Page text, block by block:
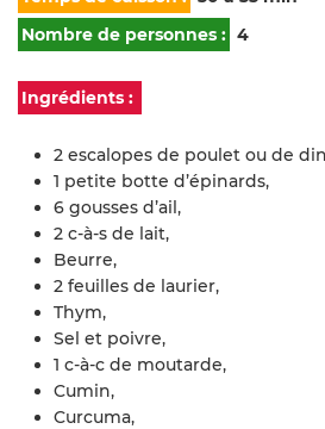
Nombre de personnes : 4
Ingrédients :
2 escalopes de poulet ou de
1 petite botte d’épinards,
6 gousses d’ail,
2 c-à-s de lait,
Beurre,
2 feuilles de laurier,
Thym,
Sel et poivre,
1 c-à-c de moutarde,
Cumin,
Curcuma,